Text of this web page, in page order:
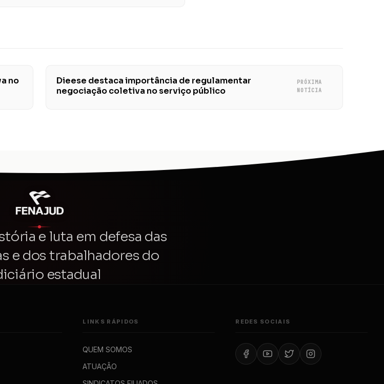
no
Dieese destaca importância de regulamentar
negociação coletiva no serviço público
PRÓXIMA
NOTÍCIA
e luta em defesa das
e dos trabalhadores do
estadual
LINKS RÁPIDOS
QUEM SOMOS
ATUAÇÃO
REDES SOCIAIS